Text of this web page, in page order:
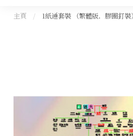
主頁 /
1紙通套裝 （繁體版．膠圈釘裝）